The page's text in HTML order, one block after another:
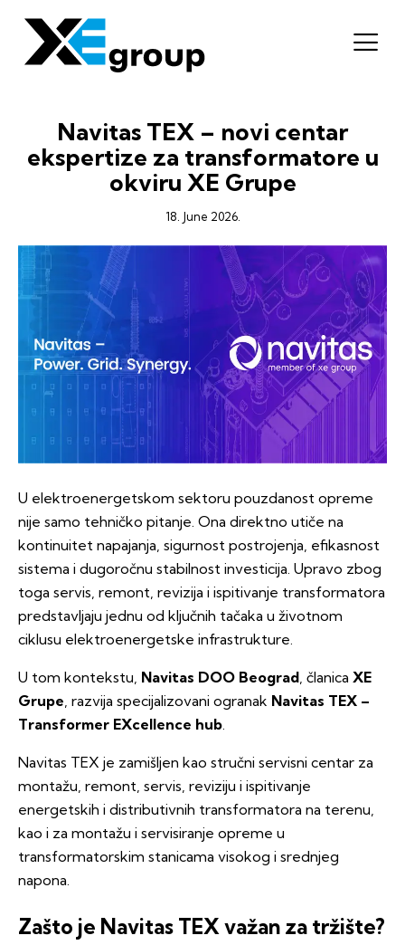
Navitas TEX – novi centar
ekspertize za transformatore u
okviru XE Grupe
18. June 2026.
U elektroenergetskom sektoru pouzdanost opreme
nije samo tehničko pitanje. Ona direktno utiče na
kontinuitet napajanja, sigurnost postrojenja, efikasnost
sistema i dugoročnu stabilnost investicija. Upravo zbog
toga servis, remont, revizija i ispitivanje transformatora
predstavljaju jednu od ključnih tačaka u životnom
ciklusu elektroenergetske infrastrukture.
U tom kontekstu, Navitas DOO Beograd, članica XE
Grupe, razvija specijalizovani ogranak Navitas TEX –
Transformer EXcellence hub.
Navitas TEX je zamišljen kao stručni servisni centar za
montažu, remont, servis, reviziju i ispitivanje
energetskih i distributivnih transformatora na terenu,
kao i za montažu i servisiranje opreme u
transformatorskim stanicama visokog i srednjeg
napona.
Zašto je Navitas TEX važan za tržište?